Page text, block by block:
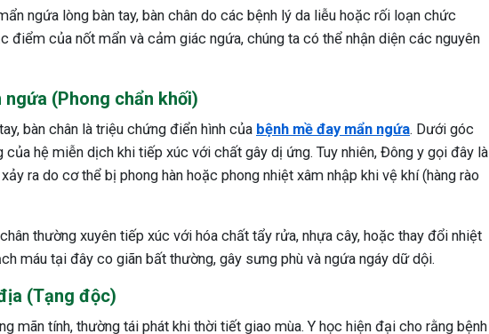
ngứa lòng bàn tay, bàn chân do các bệnh lý da liễu hoặc rối loạn chức
điểm của nốt mẩn và cảm giác ngứa, chúng ta có thể nhận diện các nguyên
ngứa (Phong chẩn khối)
bàn chân là triệu chứng điển hình của bệnh mề đay mẩn ngứa. Dưới góc
của hệ miễn dịch khi tiếp xúc với chất gây dị ứng. Tuy nhiên, Đông y gọi đây là
ra do cơ thể bị phong hàn hoặc phong nhiệt xâm nhập khi vệ khí (hàng rào
thường xuyên tiếp xúc với hóa chất tẩy rửa, nhựa cây, hoặc thay đổi nhiệt
máu tại đây co giãn bất thường, gây sưng phù và ngứa ngáy dữ dội.
(Tạng độc)
mãn tính, thường tái phát khi thời tiết giao mùa. Y học hiện đại cho rằng bệnh